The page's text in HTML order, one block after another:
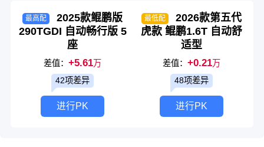
最高配
2025款鲲鹏版
290TGDI 自动畅行版 5
座
差值：+5.61万
42项差异
进行PK
最低配
2026款第五代
虎款 鲲鹏1.6T 自动舒
适型
差值： +0.21万
48项差异
进行PK